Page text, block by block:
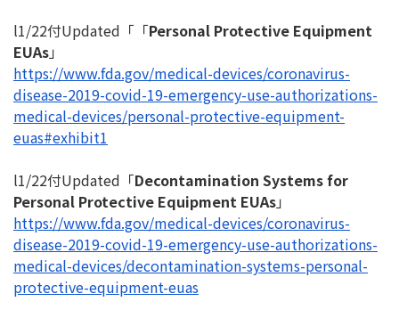
l1/22付Updated「「Personal Protective Equipment
EUAs」
https://www.fda.gov/medical-devices/coronavirus-
disease-2019-covid-19-emergency-use-authorizations-
medical-devices/personal-protective-equipment-
euas#exhibit1
l1/22付Updated「Decontamination Systems for
Personal Protective Equipment EUAs」
https://www.fda.gov/medical-devices/coronavirus-
disease-2019-covid-19-emergency-use-authorizations-
medical-devices/decontamination-systems-personal-
protective-equipment-euas